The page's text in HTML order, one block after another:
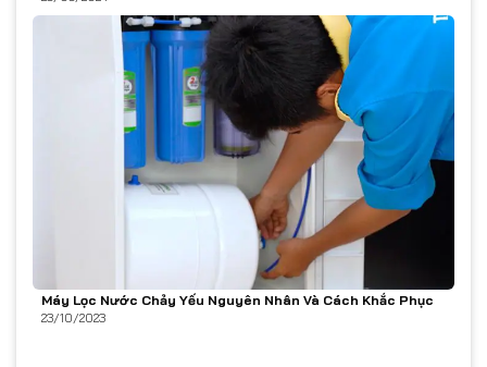
Máy Lọc Nước Chảy Yếu Nguyên Nhân Và Cách Khắc Phục
23/10/2023